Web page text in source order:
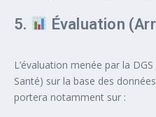
5. Évaluation
L’évaluation menée par la
Santé) sur la base des
portera notamment sur :